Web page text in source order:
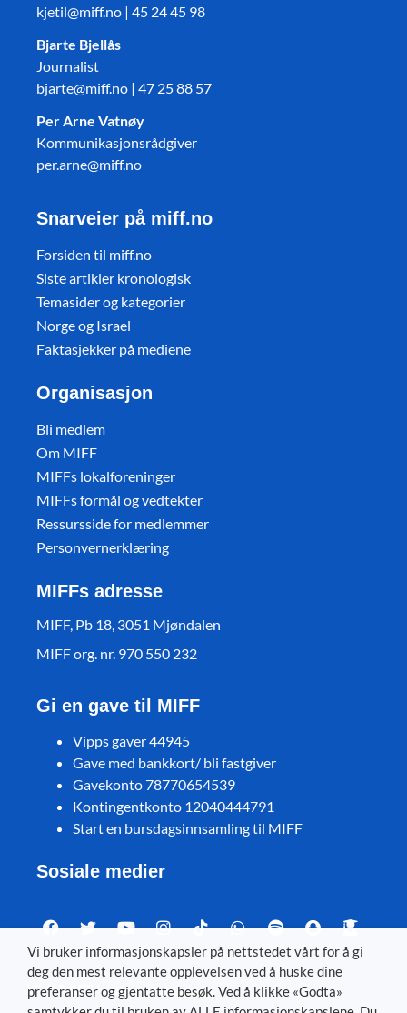
kjetil@miff.no | 45 24 45 98
Bjarte Bjellås
Journalist
bjarte@miff.no | 47 25 88 57
Per Arne Vatnøy
Kommunikasjonsrådgiver
per.arne@miff.no
Snarveier på miff.no
Forsiden til miff.no
Siste artikler kronologisk
Temasider og kategorier
Norge og Israel
Faktasjekker på mediene
Organisasjon
Bli medlem
Om MIFF
MIFFs lokalforeninger
MIFFs formål og vedtekter
Ressursside for medlemmer
Personvernerklæring
MIFFs adresse
MIFF, Pb 18, 3051 Mjøndalen
MIFF org. nr. 970 550 232
Gi en gave til MIFF
Vipps gaver 44945
Gave med bankkort/ bli fastgiver
Gavekonto 78770654539
Kontingentkonto 12040444791
Start en bursdagsinnsamling til MIFF
Sosiale medier
Visit MIFF in other languages
Vi bruker informasjonskapsler på nettstedet vårt for å gi
deg den mest relevante opplevelsen ved å huske dine
preferanser og gjentatte besøk. Ved å klikke «Godta»